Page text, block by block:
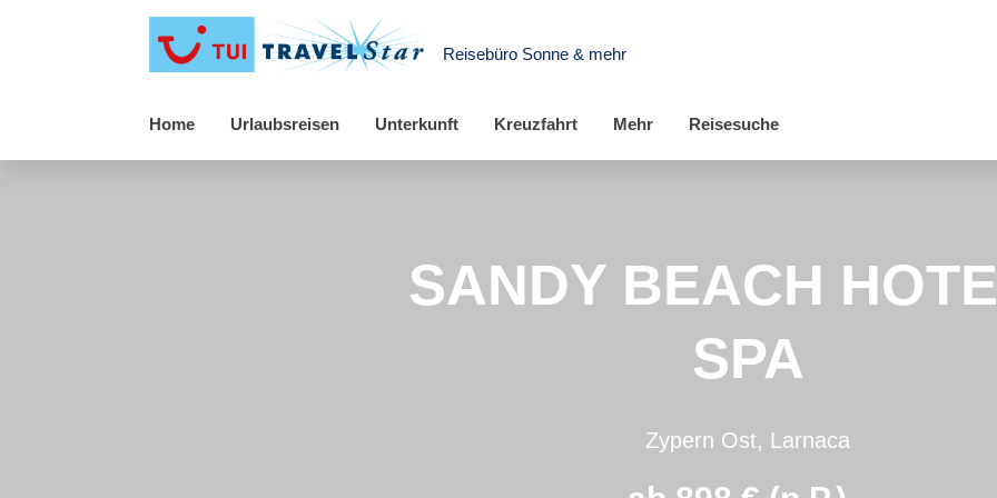
Reisebüro Sonne & mehr
Home Urlaubsreisen Unterkunft Kreuzfahrt Mehr Reisesuche
SANDY BEACH
SPA
Zypern Ost, Larnaca